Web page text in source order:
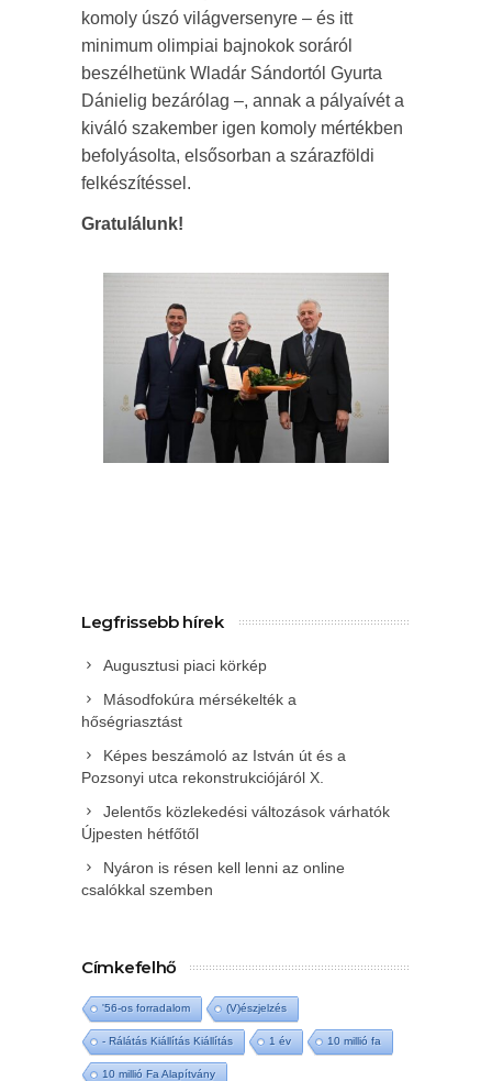
komoly úszó világversenyre – és itt
minimum olimpiai bajnokok soráról
beszélhetünk Wladár Sándortól Gyurta
Dánielig bezárólag –, annak a pályaívét a
kiváló szakember igen komoly mértékben
befolyásolta, elsősorban a szárazföldi
felkészítéssel.
Gratulálunk!
Legfrissebb hírek
Augusztusi piaci körkép
Másodfokúra mérsékelték a
hőségriasztást
Képes beszámoló az István út és a
Pozsonyi utca rekonstrukciójáról X.
Jelentős közlekedési változások várhatók
Újpesten hétfőtől
Nyáron is résen kell lenni az online
csalókkal szemben
Címkefelhő
'56-os forradalom (V)észjelzés
- Rálátás Kiállítás Kiállítás 1 év 10 millió fa
10 millió Fa Alapítvány